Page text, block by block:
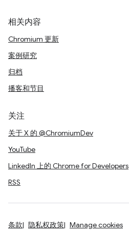
相关内容
Chromium 更新
案例研究
归档
播客和节目
关注
关于 X 的 @ChromiumDev
YouTube
LinkedIn 上的 Chrome for Developers
RSS
条款 隐私权政策 Manage cookies